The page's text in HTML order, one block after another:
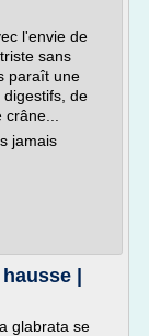
l'envie de
sans
paraît une
de
jamais
|
glabrata se